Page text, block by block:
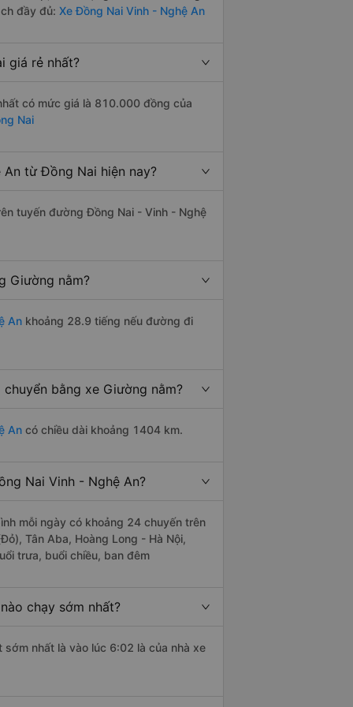
đầy đủ: Xe Đồng Nai Vinh - Nghệ An
giá rẻ nhất?
có mức giá là 810.000 đồng của
Nai
từ Đồng Nai hiện nay?
tuyến đường Đồng Nai - Vinh - Nghệ
Giường nằm?
An khoảng 28.9 tiếng nếu đường đi
bằng xe Giường nằm?
An có chiều dài khoảng 1404 km.
Nai Vinh - Nghệ An?
mỗi ngày có khoảng 24 chuyến trên
Tân Aba, Hoàng Long - Hà Nội,
trưa, buổi chiều, ban đêm
chạy sớm nhất?
nhất là vào lúc 6:02 là của nhà xe